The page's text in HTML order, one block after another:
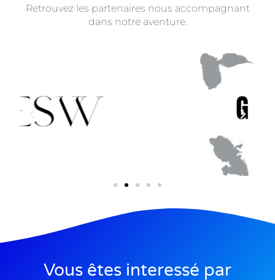
Retrouvez les partenaires nous accompagnant
dans notre aventure.
Vous êtes interessé par